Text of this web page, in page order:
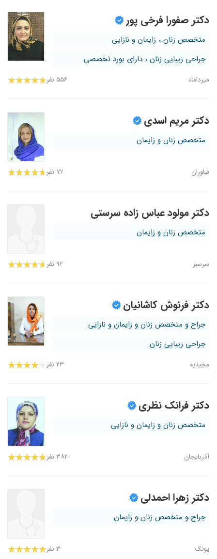
دکتر صفورا فرخی پور
متخصص زنان ، زایمان و نازایی
جراحی زیبایی زنان ، دارای بورد تخصصی
میرداماد ۵۵۶ نفر
دکتر مریم اسدی
متخصص زنان و زایمان
نیاوران ۷۲ نفر
دکتر مولود عباس زاده سرستی
متخصص زنان و زایمان
سرسبز ۹۲ نفر
دکتر فرنوش کاشانیان
جراح و متخصص زنان و زایمان و نازایی
جراحی زیبایی زنان
مجیدیه ۲۳ نفر
دکتر فرانک نظری
متخصص زنان و زایمان و نازایی
آذربایجان ۳۸۲ نفر
دکتر زهرا احمدلی
جراح و متخصص زنان و زایمان
پونک ۳ نفر